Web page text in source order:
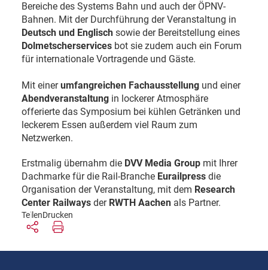
Bereiche des Systems Bahn und auch der ÖPNV-
Bahnen. Mit der Durchführung der Veranstaltung in
Deutsch und Englisch sowie der Bereitstellung eines
Dolmetscherservices bot sie zudem auch ein Forum
für internationale Vortragende und Gäste.
Mit einerumfangreichen Fachausstellung und einer
Abendveranstaltung in lockerer Atmosphäre
offerierte das Symposium bei kühlen Getränken und
leckerem Essen außerdem viel Raum zum
Netzwerken.
Erstmalig übernahm die DVV Media Group mit Ihrer
Dachmarke für die Rail-Branche Eurailpress die
Organisation der Veranstaltung, mit dem Research
Center Railways der RWTH Aachen als Partner.
TeilenDrucken